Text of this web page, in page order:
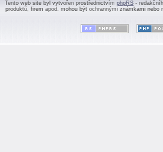
Tento web site byl vytvořen prostřednictvím phpRS -
produktů, firem apod. mohou být ochrannými známkami